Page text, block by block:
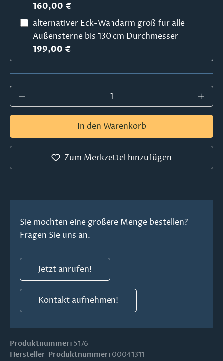
160,00 €
alternativer Eck-Wandarm groß für alle
Außensterne bis 130 cm Durchmesser
199,00 €
Produkt Anzahl: Gib den gewünschten
In den Warenkorb
Zum Merkzettel hinzufügen
Sie möchten eine größere Menge bestellen?
Fragen Sie uns an.
Jetzt anrufen!
Kontakt aufnehmen!
Produktnummer: 5176
Hersteller-Produktnummer: 00041311